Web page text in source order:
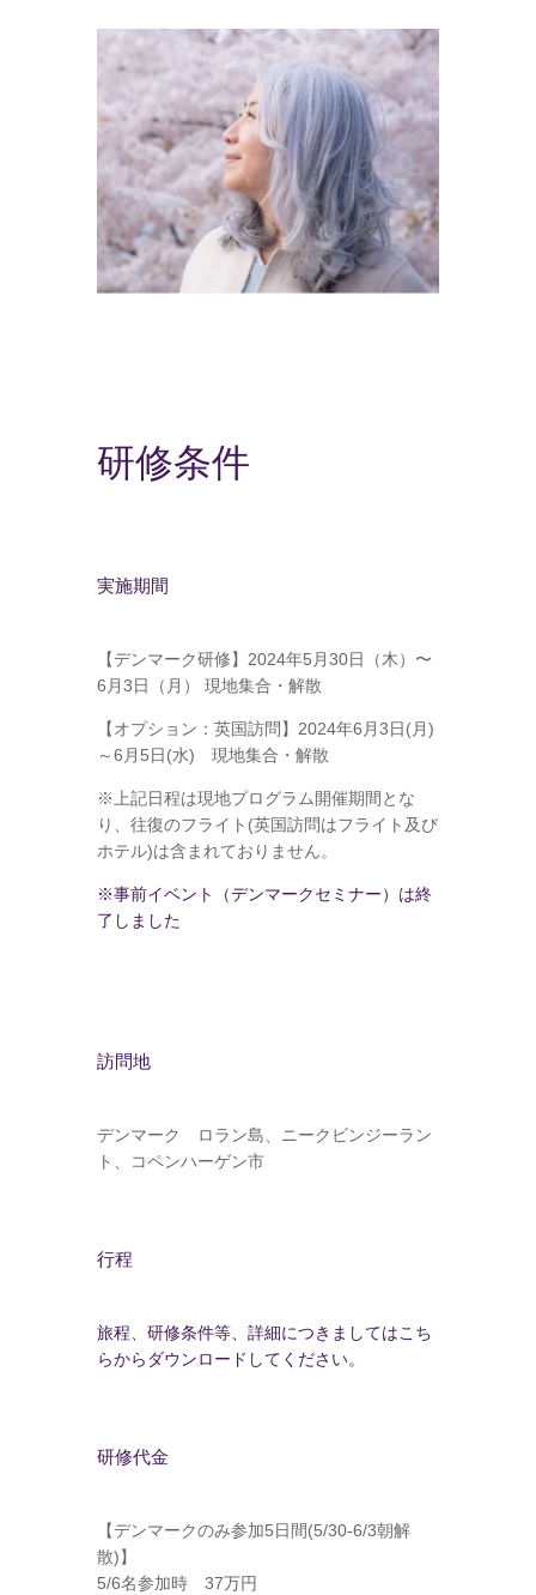
研修条件
実施期間
【デンマーク研修】2024年5月30日（木）〜
6月3日（月） 現地集合・解散
【オプション：英国訪問】2024年6月3日(月)
～6月5日(水) 現地集合・解散
※上記日程は現地プログラム開催期間とな
り、往復のフライト(英国訪問はフライト及び
ホテル)は含まれておりません。
※事前イベント（デンマークセミナー）は終
了しました
訪問地
デンマーク ロラン島、ニークビンジーラン
ト、コペンハーゲン市
行程
旅程、研修条件等、詳細につきましてはこち
らからダウンロードしてください。
研修代金
【デンマークのみ参加5日間(5/30-6/3朝解
散)】
5/6名参加時 37万円